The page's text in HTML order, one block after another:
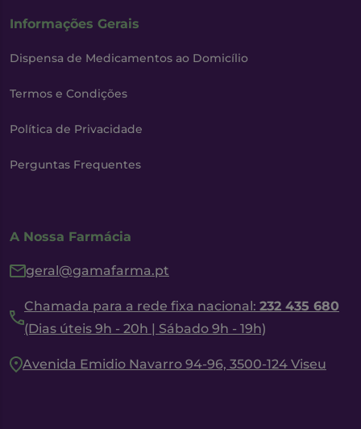
Informações Gerais
Dispensa de Medicamentos ao Domicílio
Termos e Condições
Política de Privacidade
Perguntas Frequentes
A Nossa Farmácia
geral@gamafarma.pt
Chamada para a rede fixa nacional: 232 435 680
(Dias úteis 9h - 20h | Sábado 9h - 19h)
Avenida Emidio Navarro 94-96, 3500-124 Viseu